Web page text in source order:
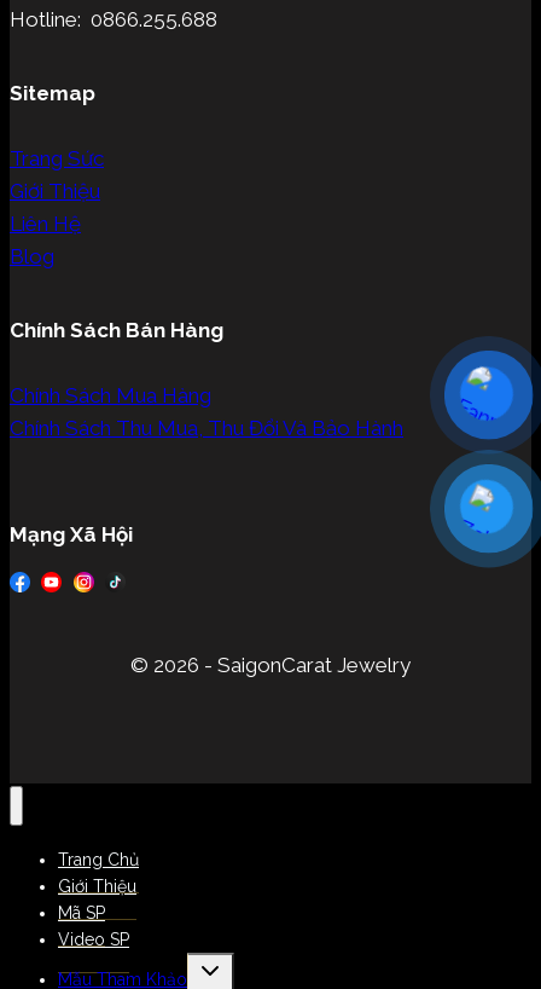
Hotline: 0866.255.688
Sitemap
Trang Sức
Giới Thiệu
Liên Hệ
Blog
Chính Sách Bán Hàng
Chính Sách Mua Hàng
Chính Sách Thu Mua, Thu Đổi Và Bảo Hành
Mạng Xã Hội
© 2026 - SaigonCarat Jewelry
Trang Chủ
Giới Thiệu
Mã SP
Video SP
Mẫu Tham Khảo